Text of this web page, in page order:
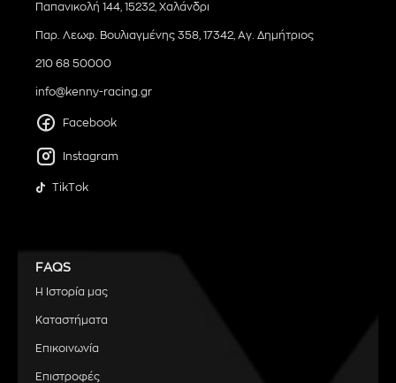
Παπανικολή 144, 15232, Χαλάνδρι
Παρ. Λεωφ. Βουλιαγμένης 358, 17342, Αγ. Δημήτριος
210 68 50000
info@kenny-racing.gr
Facebook
Instagram
TikTok
FAQS
Η Ιστορία μας
Καταστήματα
Επικοινωνία
Επιστροφές